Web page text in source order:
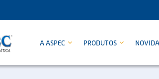
A ASPEC PRODUTOS